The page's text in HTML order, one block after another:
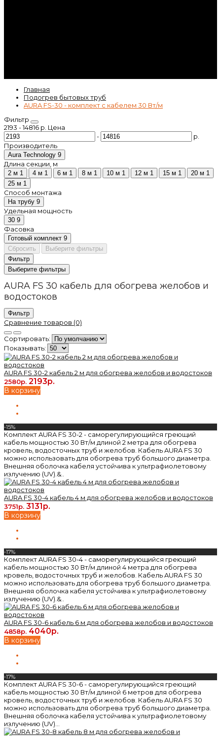
Главная
Подогрев бытовых труб
AURA FS-30 - комплект с кабелем 30 Вт/м
Фильтр
2193 -14816 р. Цена
-
р.
Производитель
Aura Technology 9
Длина секции, м
2 м 1 4 м 1 6 м 1 8 м 1 10 м 1 12 м 1 15 м 1 20 м 1
25 м 1
Способ монтажа
На трубу 9
Удельная мощность
30 9
Фасовка
Готовый комплект 9
Сбросить
Выберите фильтры
Фильтр
Выберите фильтры
AURA FS 30 кабель для обогрева желобов и
водостоков
Фильтр
Сравнение товаров (0)
Сортировать:
Показывать:
AURA FS 30-2 кабель 2 м для обогрева желобов и водостоков
2580р. 2193р.
В корзину
-15%
Комплект AURA FS 30-2 - саморегулирующийся греющий
кабель мощностью 30 Вт/м длиной 2 метра для обогрева
кровель, водосточных труб и желобов. Кабель AURA FS 30
можно использовать для обогрева труб большого диаметра.
Внешняя оболочка кабеля устойчива к ультрафиолетовому
излучению (UV).&..
AURA FS 30-4 кабель 4 м для обогрева желобов и водостоков
3751р. 3131р.
В корзину
-17%
Комплект AURA FS 30-4 - саморегулирующийся греющий
кабель мощностью 30 Вт/м длиной 4 метра для обогрева
кровель, водосточных труб и желобов. Кабель AURA FS 30
можно использовать для обогрева труб большого диаметра.
Внешняя оболочка кабеля устойчива к ультрафиолетовому
излучению (UV).&..
AURA FS 30-6 кабель 6 м для обогрева желобов и водостоков
4858р. 4040р.
В корзину
-17%
Комплект AURA FS 30-6 - саморегулирующийся греющий
кабель мощностью 30 Вт/м длиной 6 метров для обогрева
кровель, водосточных труб и желобов. Кабель AURA FS 30
можно использовать для обогрева труб большого диаметра.
Внешняя оболочка кабеля устойчива к ультрафиолетовому
излучению (UV)...